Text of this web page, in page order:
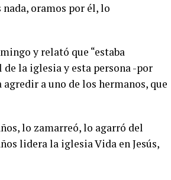
oramos por él, lo
y relató que “estaba
la iglesia y esta persona -por
a uno de los hermanos, que
lo zamarreó, lo agarró del
lidera la iglesia Vida en Jesús,